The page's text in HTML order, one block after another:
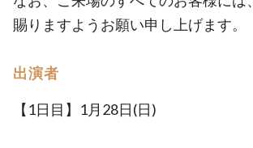
賜りますようお願い申し上げます。
出演者
【1日目】1月28日(日)